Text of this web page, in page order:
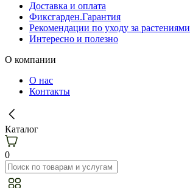
Доставка и оплата
Фиксгарден.Гарантия
Рекомендации по уходу за растениями
Интересно и полезно
О компании
О нас
Контакты
Каталог
0